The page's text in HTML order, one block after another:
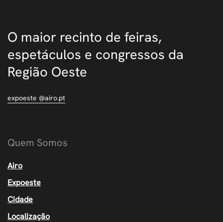
O maior recinto de feiras,
espetáculos e congressos da
Região Oeste
expoeste @airo.pt
Quem Somos
Airo
Expoeste
Cidade
Localização